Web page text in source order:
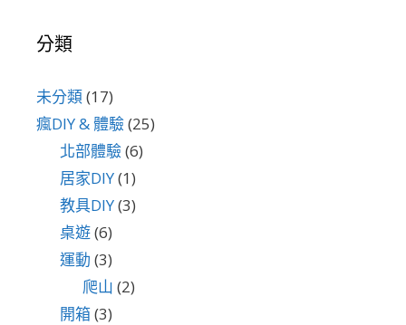
分類
未分類(17)
瘋DIY & 體驗(25)
北部體驗(6)
居家DIY(1)
教具DIY(3)
桌遊(6)
運動 (3)
爬山 (2)
開箱(3)